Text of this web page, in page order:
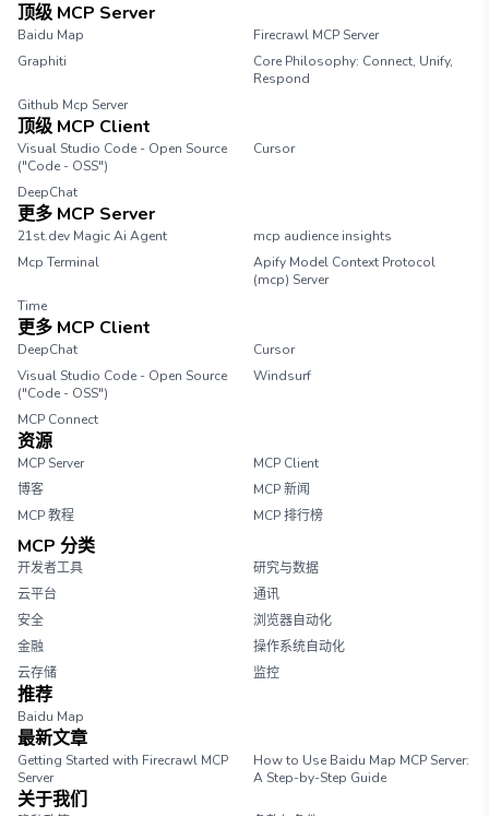
顶级 MCP Server
Baidu Map
Firecrawl MCP Server
Graphiti
Core Philosophy: Connect, Unify,
Respond
Github Mcp Server
顶级 MCP Client
Visual Studio Code - Open Source
("Code - OSS")
Cursor
DeepChat
更多 MCP Server
21st.dev Magic Ai Agent
mcp audience insights
Mcp Terminal
Apify Model Context Protocol
(mcp) Server
Time
更多 MCP Client
DeepChat
Cursor
Visual Studio Code - Open Source
("Code - OSS")
Windsurf
MCP Connect
资源
MCP Server
MCP Client
博客
MCP 新闻
MCP 教程
MCP 排行榜
MCP 分类
开发者工具
研究与数据
云平台
通讯
安全
浏览器自动化
金融
操作系统自动化
云存储
监控
推荐
Baidu Map
最新文章
Getting Started with Firecrawl MCP
Server
How to Use Baidu Map MCP Server:
A Step-by-Step Guide
关于我们